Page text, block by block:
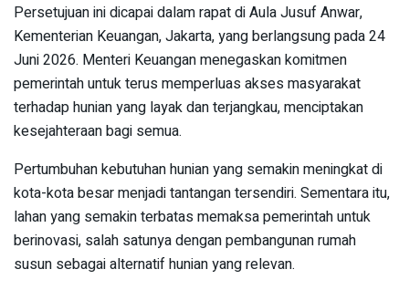
Persetujuan ini dicapai dalam rapat di Aula Jusuf Anwar,
Kementerian Keuangan, Jakarta, yang berlangsung pada 24
Juni 2026. Menteri Keuangan menegaskan komitmen
pemerintah untuk terus memperluas akses masyarakat
terhadap hunian yang layak dan terjangkau, menciptakan
kesejahteraan bagi semua.
Pertumbuhan kebutuhan hunian yang semakin meningkat di
kota-kota besar menjadi tantangan tersendiri. Sementara itu,
lahan yang semakin terbatas memaksa pemerintah untuk
berinovasi, salah satunya dengan pembangunan rumah
susun sebagai alternatif hunian yang relevan.